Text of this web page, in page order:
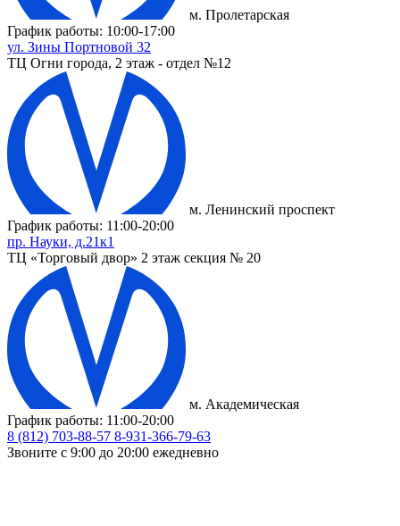
м. Пролетарская
График работы: 10:00-17:00
ул. Зины Портновой 32
ТЦ Огни города, 2 этаж - отдел №12
м. Ленинский проспект
График работы: 11:00-20:00
пр. Науки, д.21к1
ТЦ «Торговый двор» 2 этаж секция № 20
м. Академическая
График работы: 11:00-20:00
8 (812) 703-88-57 8-931-366-79-63
Звоните с 9:00 до 20:00 ежедневно